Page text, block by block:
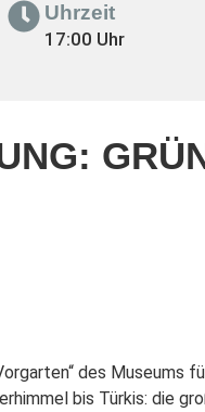
Uhrzeit
17:00 Uhr
des Museums
bis Türkis: die